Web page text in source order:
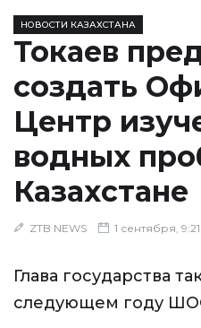
НОВОСТИ КАЗАХСТАНА
Токаев
создать
Центр
водных
Казахстане
ZTB NEWS 1 сентября, 9:21
Глава государства
следующем году